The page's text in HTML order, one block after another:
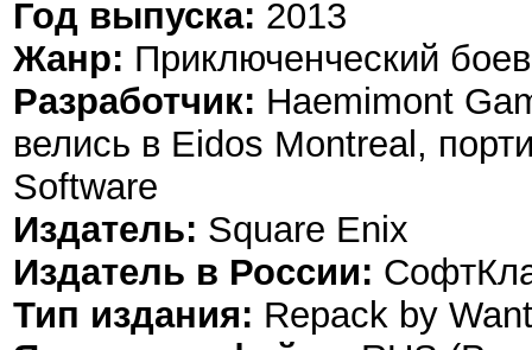
Год выпуска: 2013
Жанр: Приключенческий
Разработчик: Haemimont
велись в Eidos Montreal,
Software
Издатель: Square Enix
Издатель в России:
Тип издания: Repack by